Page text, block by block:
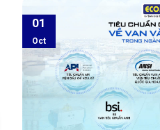
01
Oct